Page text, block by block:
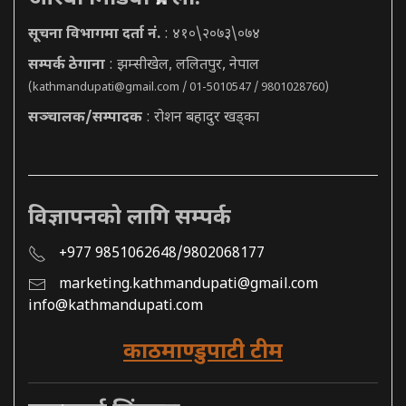
सूचना विभागमा दर्ता नं. : ४१०\२०७३\०७४
सम्पर्क ठेगाना : झम्सीखेल, ललितपुर, नेपाल
(kathmandupati@gmail.com / 01-5010547 / 9801028760)
सञ्चालक/सम्पादक : रोशन बहादुर खड्का
विज्ञापनको लागि सम्पर्क
+977 9851062648/9802068177
marketing.kathmandupati@gmail.com
info@kathmandupati.com
काठमाण्डुपाटी टीम